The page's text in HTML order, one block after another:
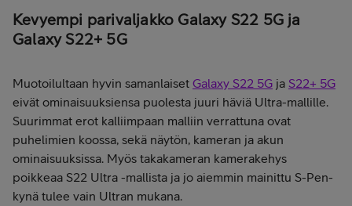
Kevyempi parivaljakko Galaxy S22 5G ja
Galaxy S22+ 5G
Muotoilultaan hyvin samanlaiset Galaxy S22 5G ja S22+ 5G
eivät ominaisuuksiensa puolesta juuri häviä Ultra-mallille.
Suurimmat erot kalliimpaan malliin verrattuna ovat
puhelimien koossa, sekä näytön, kameran ja akun
ominaisuuksissa. Myös takakameran kamerakehys
poikkeaa S22 Ultra -mallista ja jo aiemmin mainittu S-Pen-
kynä tulee vain Ultran mukana.